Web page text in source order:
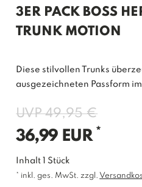
3ER PACK BOSS
TRUNK MOTION
Diese stilvollen Trunks
ausgezeichneten Passform
UVP 49,95 €
36,99 EUR *
Inhalt1Stück
* inkl. ges. MwSt. zzgl.